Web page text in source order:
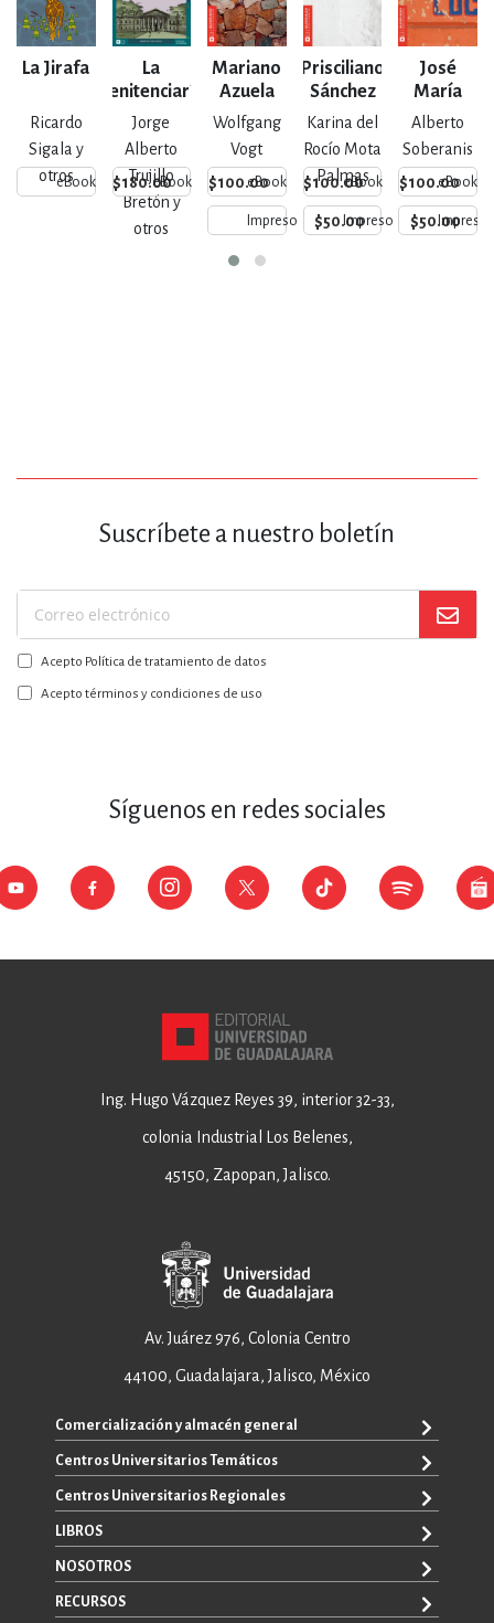
La Jirafa
Ricardo
Sigala y
otroseBook $180.00
La
Penitenciaría
de Escobedo
Jorge
Alberto
Trujillo
Bretón y
otros
eBook $100.00
Mariano
Azuela
Wolfgang
Vogt
eBook $100.00
Impreso $50.00
Prisciliano
Sánchez
Karina del
Rocío Mota
Palmas
eBook $100.00
Impreso $50.00
José
María
Arreola y
Mendoza
Alberto
Soberanis
eBook
Impreso
Suscríbete a nuestro boletín
Suscríbase
a
nuestro
boletín:
Acepto Política de tratamiento de datos
Acepto términos y condiciones de uso
Síguenos en redes sociales
Ing. Hugo Vázquez Reyes 39, interior 32-33,
colonia Industrial Los Belenes,
45150, Zapopan, Jalisco.
Av. Juárez 976, Colonia Centro
44100, Guadalajara, Jalisco, México
Comercialización y almacén general
+52 33 3640 6326
+52 33 3640 4595
ventas@editorial.udg.mx
WhatsApp: +52 33 1433 6869
Centros Universitarios Temáticos
CUAAD
CUCEA
CUCBA
CUCEI
Centros Universitarios Regionales
CUALTOS
CUCHAPALA
CUCOSTA
LIBROS
TODOS LOS LIBROS
E-BOOKS
NOSOTROS
SOBRE NOSOTROS
RECURSOS